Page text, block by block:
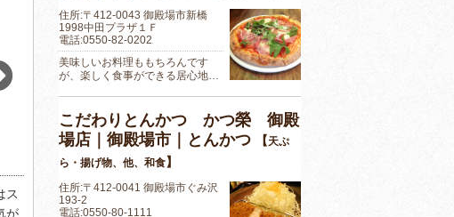
ス
が
住所:〒412-0043 御殿場市新橋
1998中田プラザ１Ｆ
電話:0550-82-0202
美味しいお料理ももちろんです
が、楽しく食事ができる居心地…
こだわりとんかつ かつ榮 御殿
場店｜御殿場市｜とんかつ
【天ぷ
ら・揚げ物、他、和食】
住所:〒412-0041 御殿場市ぐみ沢
193-2
電話:0550-80-1111